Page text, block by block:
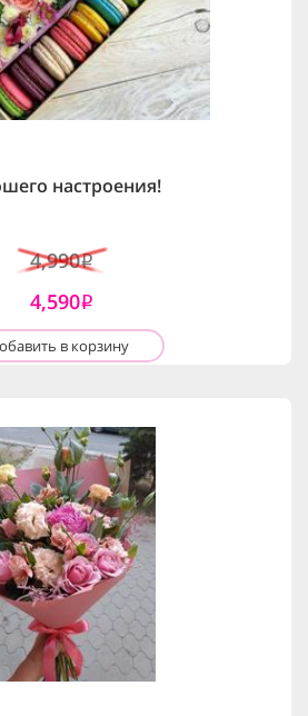
настроения!
4,990i
4,590i
в корзину